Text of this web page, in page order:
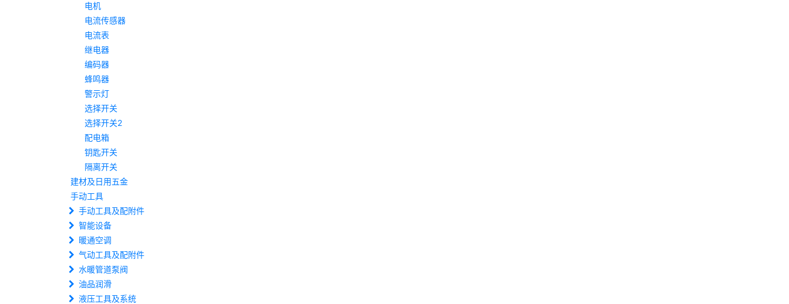
电机
电流传感器
电流表
继电器
编码器
蜂鸣器
警示灯
选择开关
选择开关2
配电箱
钥匙开关
隔离开关
建材及日用五金
手动工具
手动工具及配附件
智能设备
暖通空调
气动工具及配附件
水暖管道泵阀
油品润滑
液压工具及系统